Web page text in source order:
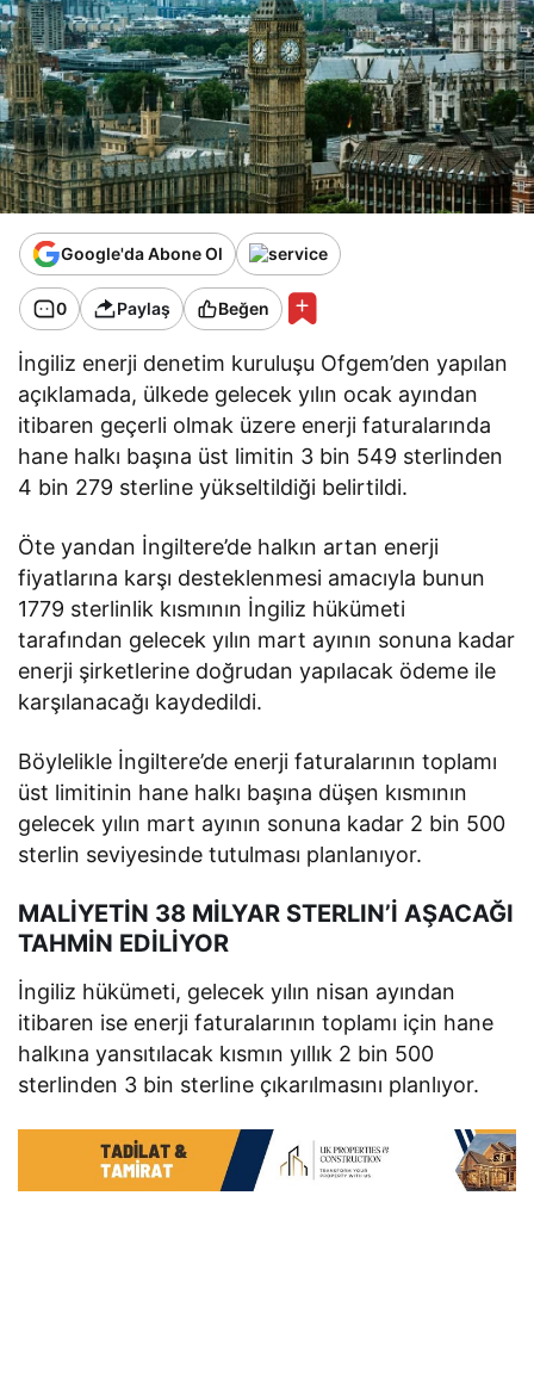
Google'da Abone Ol
0 Paylaş Beğen
İngiliz enerji denetim kuruluşu Ofgem’den yapılan
açıklamada, ülkede gelecek yılın ocak ayından
itibaren geçerli olmak üzere enerji faturalarında
hane halkı başına üst limitin 3 bin 549 sterlinden
4 bin 279 sterline yükseltildiği belirtildi.
Öte yandan İngiltere’de halkın artan enerji
fiyatlarına karşı desteklenmesi amacıyla bunun
1779 sterlinlik kısmının İngiliz hükümeti
tarafından gelecek yılın mart ayının sonuna kadar
enerji şirketlerine doğrudan yapılacak ödeme ile
karşılanacağı kaydedildi.
Böylelikle İngiltere’de enerji faturalarının toplamı
üst limitinin hane halkı başına düşen kısmının
gelecek yılın mart ayının sonuna kadar 2 bin 500
sterlin seviyesinde tutulması planlanıyor.
MALİYETİN 38 MİLYAR STERLIN’İ AŞACAĞI
TAHMİN EDİLİYOR
İngiliz hükümeti, gelecek yılın nisan ayından
itibaren ise enerji faturalarının toplamı için hane
halkına yansıtılacak kısmın yıllık 2 bin 500
sterlinden 3 bin sterline çıkarılmasını planlıyor.